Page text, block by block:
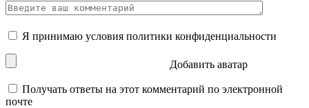
Я принимаю условия политики конфиденциальности
Добавить аватар
Получать ответы на этот комментарий по электронной
почте